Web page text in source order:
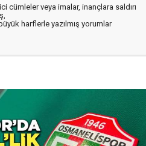
cümleler veya imalar, inançlara saldırı
harflerle yazılmış yorumlar